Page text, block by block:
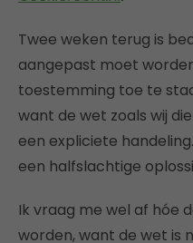
Twee weken terug is
aangepast moet
toestemming toe te
want de wet zoals wij
een expliciete
een halfslachtige
Ik vraag me wel af hóe
worden, want de wet is